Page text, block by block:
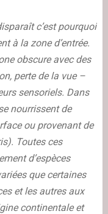
c’est pourquoi
à la zone d’entrée.
obscure avec des
perte de la vue –
sensoriels. Dans
nourrissent de
ou provenant de
Toutes ces
d’espèces
que certaines
et les autres aux
continentale et